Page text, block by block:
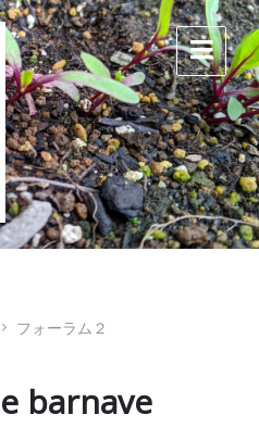
フォーラム２
barnave